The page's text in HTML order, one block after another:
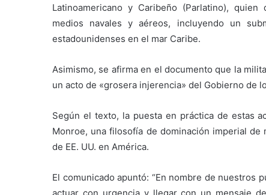
Latinoamericano y Caribeño (Parlatino),
medios navales y aéreos, incluyendo un
estadounidenses en el mar Caribe.
Asimismo, se afirma en el documento que la
un acto de «grosera injerencia» del Gobierno de
Según el texto, la puesta en práctica de estas
Monroe, una filosofía de dominación imperial
de EE. UU. en América.
El comunicado apuntó: “En nombre de nuestros
actuar con urgencia y llegar con un mensaje